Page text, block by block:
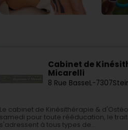
Cabinet de
Micarelli
8 Rue BasseL-7307
Le cabinet de Kinésithérapie &
samedi pour toute rééducation, le
s'adressent à tous types de...